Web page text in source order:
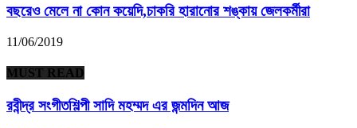
বছরেও মেলে না কোন কয়েদি,চাকরি হারানোর শঙ্কায় জেলকর্মীরা
11/06/2019
MUST READ
রবীন্দ্র সংগীতশিল্পী সাদি মহম্মদ এর জন্মদিন আজ